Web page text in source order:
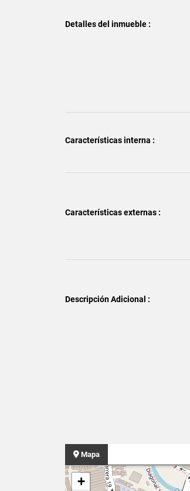
Detalles del inmueble :
Características interna :
Características externas :
Descripción Adicional :
Mapa
+